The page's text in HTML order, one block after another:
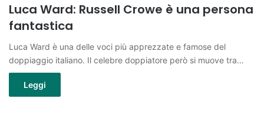
Luca Ward: Russell Crowe è una persona
fantastica
Luca Ward è una delle voci più apprezzate e famose del
doppiaggio italiano. Il celebre doppiatore però si muove tra…
Leggi